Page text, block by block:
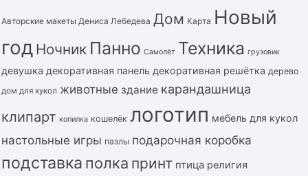
Авторские макеты Дениса Лебедева Дом Карта Новый
год Ночник Панно Самолёт Техника грузовик
девушка декоративная панель декоративная решётка дерево
дом для кукол животные здание карандашница
клипарт копилка кошелёк логотип мебель для кукол
настольные игры пазлы подарочная коробка
подставка полка принт птица религия